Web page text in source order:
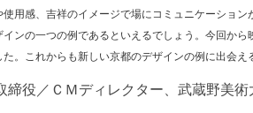
用感、吉祥のイメージで場にコミュニケーショ
ンの一つの例であるといえるでしょう。今回か
。これからも新しい京都のデザインの例に出会え
役／ＣＭディレクター、武蔵野美術